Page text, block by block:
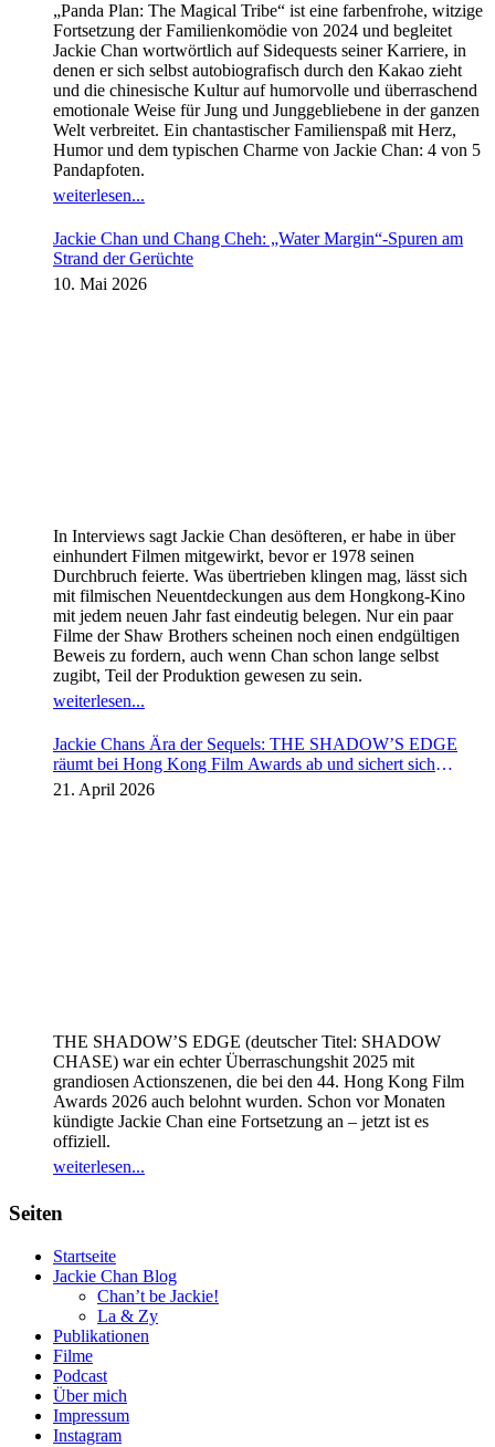
„Panda Plan: The Magical Tribe“ ist eine farbenfrohe, witzige
Fortsetzung der Familienkomödie von 2024 und begleitet
Jackie Chan wortwörtlich auf Sidequests seiner Karriere, in
denen er sich selbst autobiografisch durch den Kakao zieht
und die chinesische Kultur auf humorvolle und überraschend
emotionale Weise für Jung und Junggebliebene in der ganzen
Welt verbreitet. Ein chantastischer Familienspaß mit Herz,
Humor und dem typischen Charme von Jackie Chan: 4 von 5
Pandapfoten.
weiterlesen...
Jackie Chan und Chang Cheh: „Water Margin“-Spuren am
Strand der Gerüchte
10. Mai 2026
In Interviews sagt Jackie Chan desöfteren, er habe in über
einhundert Filmen mitgewirkt, bevor er 1978 seinen
Durchbruch feierte. Was übertrieben klingen mag, lässt sich
mit filmischen Neuentdeckungen aus dem Hongkong-Kino
mit jedem neuen Jahr fast eindeutig belegen. Nur ein paar
Filme der Shaw Brothers scheinen noch einen endgültigen
Beweis zu fordern, auch wenn Chan schon lange selbst
zugibt, Teil der Produktion gewesen zu sein.
weiterlesen...
Jackie Chans Ära der Sequels: THE SHADOW’S EDGE
räumt bei Hong Kong Film Awards ab und sichert sich
Fortsetzung
21. April 2026
THE SHADOW’S EDGE (deutscher Titel: SHADOW
CHASE) war ein echter Überraschungshit 2025 mit
grandiosen Actionszenen, die bei den 44. Hong Kong Film
Awards 2026 auch belohnt wurden. Schon vor Monaten
kündigte Jackie Chan eine Fortsetzung an – jetzt ist es
offiziell.
weiterlesen...
Seiten
Startseite
Jackie Chan Blog
Chan’t be Jackie!
La & Zy
Publikationen
Filme
Podcast
Über mich
Impressum
Instagram